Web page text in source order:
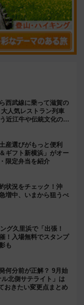
西武線に乗って滋賀の
人気レストラン列車
近江牛や伝統文化の特
産選びがもっと便利
ギフト新横浜」がオー
限定弁当を紹介
状況をチェック！沖
増中、いまから狙うべ
グ久里浜で「出張！
！入場無料でスタンプ
も
何分前が正解？ 9月始
北側サテライト」は
おきたい変更点まとめ